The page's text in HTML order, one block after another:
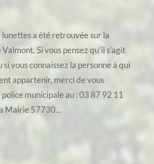
lunettes a été retrouvée sur la
Si vous pensez qu’il s’agit
si vous connaissez la personne à qui
appartenir, merci de vous
police municipale au : 03 87 92 11
Mairie 57730...